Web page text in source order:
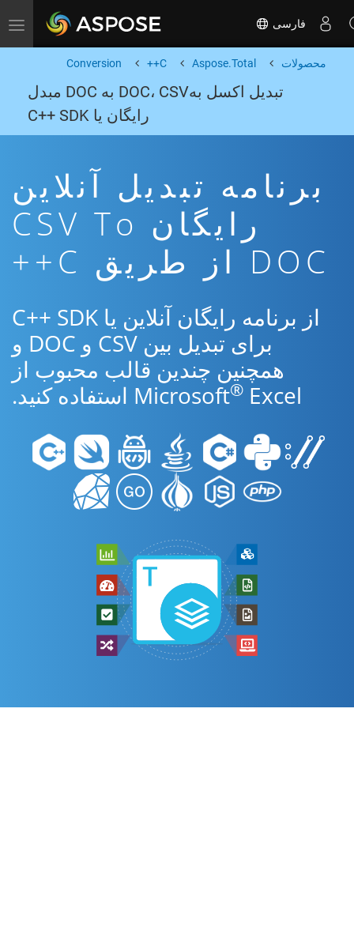
Toggle navigation فارسی
محصولات Aspose.Total
C++
Conversion
تبدیل اکسل بهDOC، CSV به DOC مبدل
رایگان یا C++ SDK
برنامه تبدیل آنلاین
رایگان CSV To
DOC از طریق C++
از برنامه رایگان آنلاین یا C++ SDK
برای تبدیل بین CSV و DOC و
همچنین چندین قالب محبوب از
Microsoft® Excel استفاده کنید.